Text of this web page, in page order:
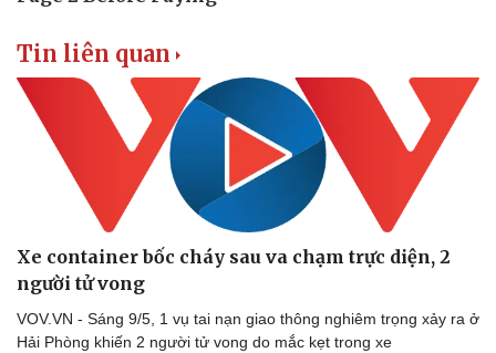
Tin liên quan
Xe container bốc cháy sau va chạm trực diện, 2
người tử vong
VOV.VN - Sáng 9/5, 1 vụ tai nạn giao thông nghiêm trọng xảy ra ở
Hải Phòng khiến 2 người tử vong do mắc kẹt trong xe